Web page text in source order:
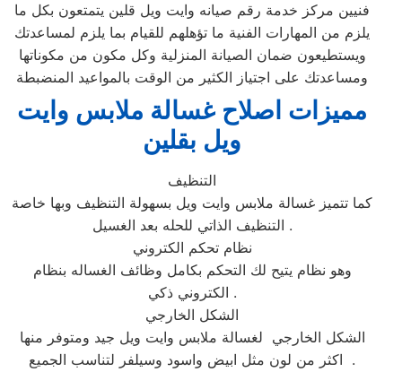
فنيين مركز خدمة رقم صيانه وايت ويل قلين يتمتعون بكل ما
يلزم من المهارات الفنية ما تؤهلهم للقيام بما يلزم لمساعدتك
ويستطيعون ضمان الصيانة المنزلية وكل مكون من مكوناتها
ومساعدتك على اجتياز الكثير من الوقت بالمواعيد المنضبطة
مميزات اصلاح غسالة ملابس وايت
ويل بقلين
التنظيف
كما تتميز غسالة ملابس وايت ويل بسهولة التنظيف وبها خاصة
التنظيف الذاتي للحله بعد الغسيل .
نظام تحكم الكتروني
وهو نظام يتيح لك التحكم بكامل وظائف الغساله بنظام
الكتروني ذكي .
الشكل الخارجي
الشكل الخارجي لغسالة ملابس وايت ويل جيد ومتوفر منها
اكثر من لون مثل ابيض واسود وسيلفر لتناسب الجميع .